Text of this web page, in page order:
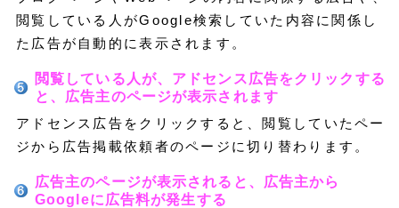
閲覧している人がGoogle検索していた内容に関係し
た広告が自動的に表示されます。
閲覧している人が、アドセンス広告をクリックする
と、広告主のページが表示されます
アドセンス広告をクリックすると、閲覧していたペー
ジから広告掲載依頼者のページに切り替わります。
広告主のページが表示されると、広告主から
Googleに広告料が発生する